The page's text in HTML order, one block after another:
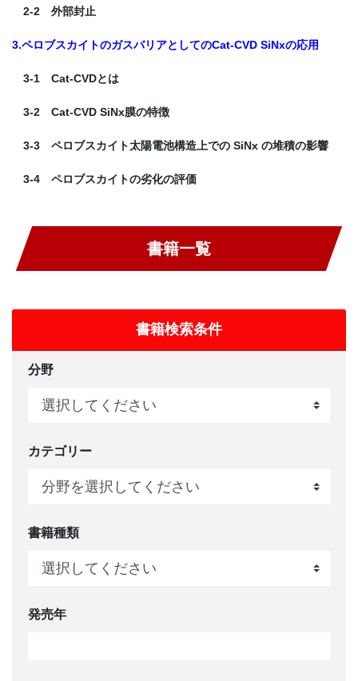
2-2 外部封止
3.ペロブスカイトのガスバリアとしてのCat-CVD SiNxの応用
3-1 Cat-CVDとは
3-2 Cat-CVD SiNx膜の特徴
3-3 ペロブスカイト太陽電池構造上での SiNx の堆積の影響
3-4 ペロブスカイトの劣化の評価
書籍一覧
書籍検索条件
分野
カテゴリー
書籍種類
発売年